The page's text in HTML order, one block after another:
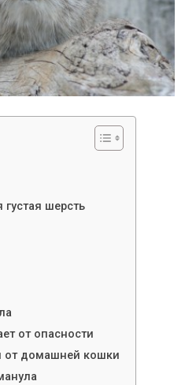
густая шерсть
от опасности
от домашней кошки